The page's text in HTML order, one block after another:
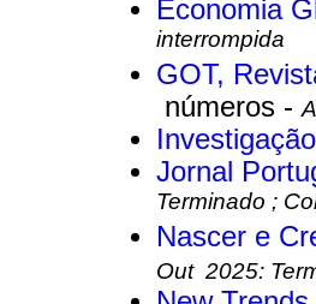
Economia
interrompida
GOT,
números -
Jornal
Terminado ;
Nascer e
Out 2025: